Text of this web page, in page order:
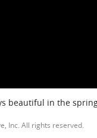
beautiful in the
Inc. All rights reserved.